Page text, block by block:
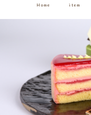
Home item